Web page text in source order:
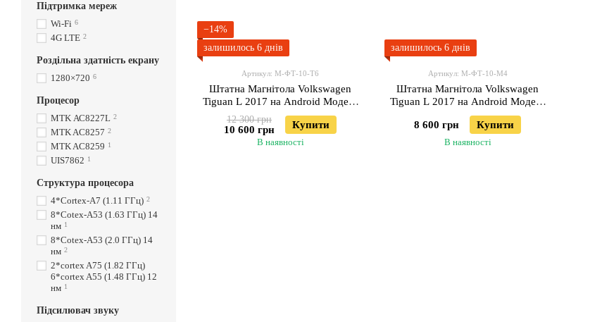
−14%
залишилось 6 днів
Артикул: М-ФТ-10-Т6
Штатна Магнітола Volkswagen
Tiguan L 2017 на Android Модель
ТС10-8octaTop-4G-DSP-CarPlay
12 300 грн
10 600 грн Купити
В наявності
залишилось 6 днів
Артикул: М-ФТ-10-М4
Штатна Магнітола Volkswagen
Tiguan L 2017 на Android Модель
FS-A7-8octa-CarPlay
8 600 грн
Купити
В наявності
Підтримка мереж
Wi-Fi 6
4G LTE 2
Роздільна здатність екрану
1280×720 6
Процесор
МТK АС8227L 2
MTK AC8257 2
MTK AC8259 1
UIS7862 1
Структура процесора
4*Cortex-A7 (1.11 ГГц) 2
8*Cotex-A53 (1.63 ГГц) 14
нм 1
8*Cotex-A53 (2.0 ГГц) 14
нм 2
2*cortex A75 (1.82 ГГц)
6*cortex A55 (1.48 ГГц) 12
нм 1
Підсилювач звуку